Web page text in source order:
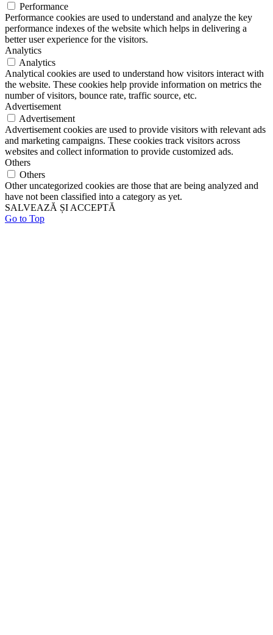
Performance
Performance cookies are used to understand and analyze the key
performance indexes of the website which helps in delivering a
better user experience for the visitors.
Analytics
Analytics
Analytical cookies are used to understand how visitors interact with
the website. These cookies help provide information on metrics the
number of visitors, bounce rate, traffic source, etc.
Advertisement
Advertisement
Advertisement cookies are used to provide visitors with relevant ads
and marketing campaigns. These cookies track visitors across
websites and collect information to provide customized ads.
Others
Others
Other uncategorized cookies are those that are being analyzed and
have not been classified into a category as yet.
SALVEAZĂ ȘI ACCEPTĂ
Go to Top